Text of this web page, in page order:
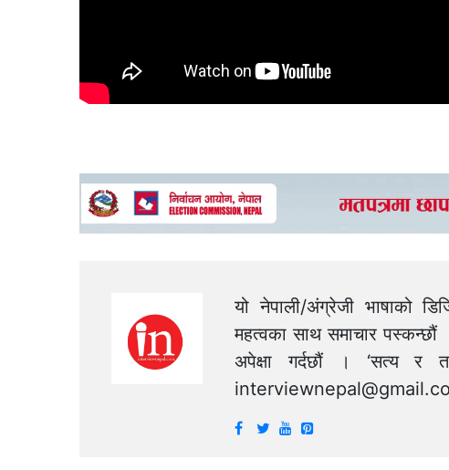
यो नेपाली/अंग्रेजी भाषाको
महत्वका साथ समाचार
अपेक्षा गर्दछौं । ‘सत्य र